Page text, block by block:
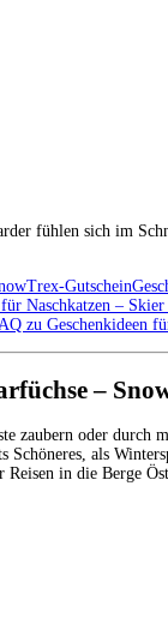
fühlen sich im
Gutschein
Naschkatzen –
zu Geschenkideen
–
zaubern oder durch
Schöneres, als
in die Berge